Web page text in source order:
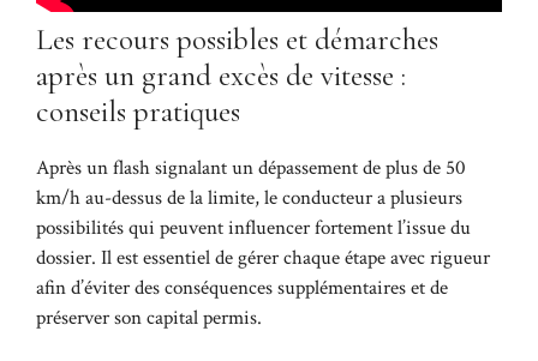
Les recours possibles et démarches
après un grand excès de vitesse :
conseils pratiques
Après un flash signalant un dépassement de plus de 50
km/h au-dessus de la limite, le conducteur a plusieurs
possibilités qui peuvent influencer fortement l’issue du
dossier. Il est essentiel de gérer chaque étape avec rigueur
afin d’éviter des conséquences supplémentaires et de
préserver son capital permis.